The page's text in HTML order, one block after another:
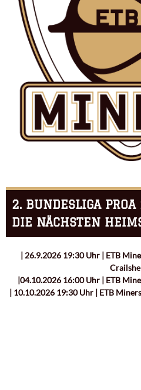
2. BUNDESLIGA
DIE NÄCHSTEN
| 26.9.2026 19:30 Uhr | ETB
|04.10.2026 16:00 Uhr | ETB
| 10.10.2026 19:30 Uhr | ETB